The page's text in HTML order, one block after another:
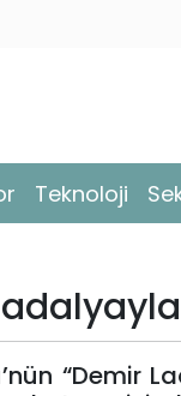
Teknoloji
“Demir